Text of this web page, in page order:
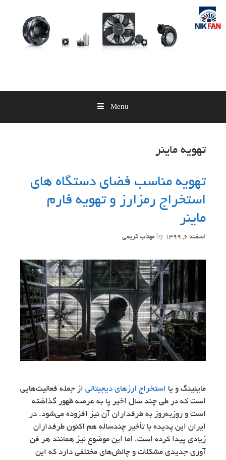
Skip
content
Menu
تهویه ماینر
تهویه مناسب فضای دستگاه های
استخراج رمزارز و تهویه فارم
ماینر
اسفند 6, 1399 by مهتاب کریمی
ماینینگ و یا استخراج ارزهای دیجیتالی از جمله فعالیت‌هایی
است که در طی چند سال اخیر پا به عرصه ظهور گذاشته
است و روزبه‌روز به طرفداران آن نیز افزوده می‌شود. در
ایران این پدیده با تأخیر چندساله هم اکنون طرفداران
زیادی پیدا کرده است. اما این موضوع نیز همانند هر فن
آوری جدیدی مشکلات و چالش‌های مختلفی دارد که این